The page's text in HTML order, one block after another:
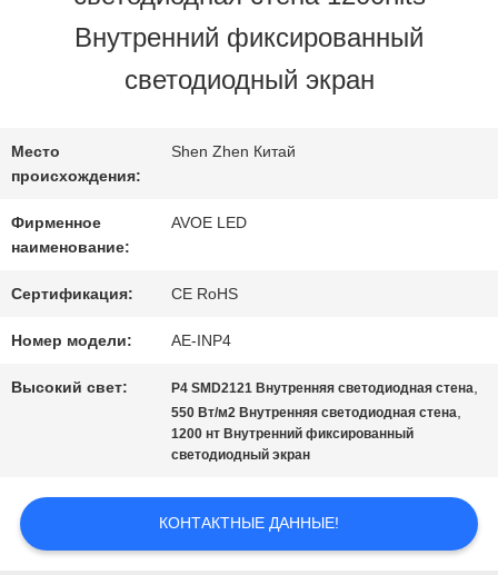
ЗАВОДУ
КАЧЕСТВА
СВЯЖИТЕСЬ
С
НАМИ
СЛУЧАИ
Внутренний фиксированный
светодиодный экран
Место
происхождения:
Shen Zhen Китай
Фирменное
наименование:
AVOE LED
Сертификация: CE RoHS
Номер модели: AE-INP4
Высокий свет: P4 SMD2121 Внутренняя светодиодная стена,
550 Вт/м2 Внутренняя светодиодная стена,
1200 нт Внутренний фиксированный
светодиодный экран
КОНТАКТНЫЕ ДАННЫЕ!